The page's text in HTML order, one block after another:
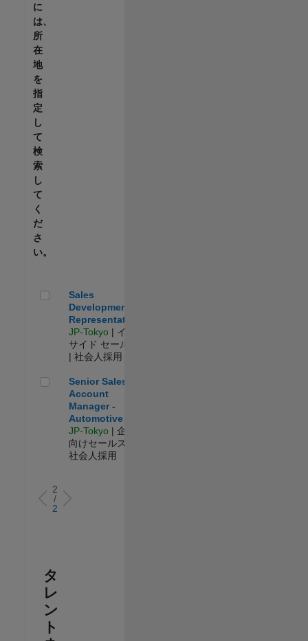
に
は、
所
在
地
を
指
定
し
て
検
索
し
て
く
だ
さ
い。
Sales Development Representative
Sales
Development
Representative
JP-Tokyo | イン
サイド セールス
| 社会人採用
Senior Sales Account Manager - Automotive
Senior Sales
Account
Manager -
Automotive
JP-Tokyo | 企業
向けセールス |
社会人採用
2
/
2
タ
レ
ン
ト